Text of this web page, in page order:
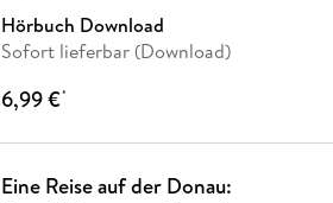
Hörbuch Download
Sofort lieferbar (Download)
6,99 €*
Eine Reise auf der Donau: